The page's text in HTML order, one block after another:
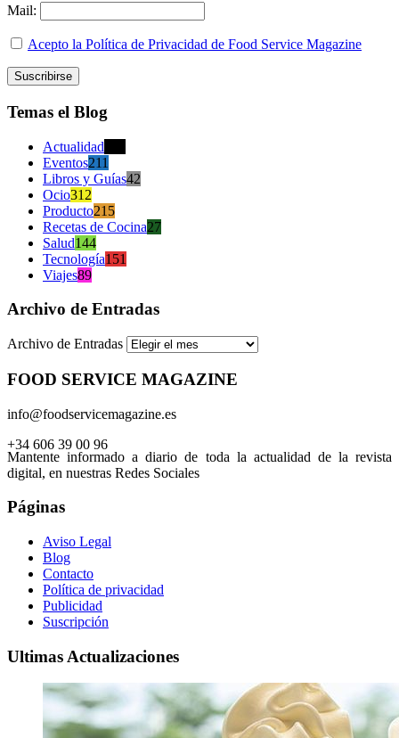
Mail:
Acepto la Política de Privacidad de Food Service Magazine
Temas el Blog
Actualidad
Eventos211
Libros y Guías42
Ocio312
Producto215
Recetas de Cocina27
Salud144
Tecnología151
Viajes89
Archivo de Entradas
Archivo de Entradas
FOOD SERVICE MAGAZINE
info@foodservicemagazine.es
+34 606 39 00 96
Mantente informado a diario de toda la actualidad de la revista
digital, en nuestras Redes Sociales
Páginas
Aviso Legal
Blog
Contacto
Política de privacidad
Publicidad
Suscripción
Ultimas Actualizaciones